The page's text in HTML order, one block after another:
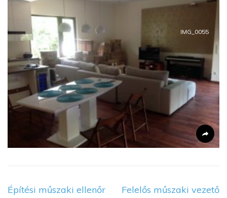
IMG_0055
Bejegyzés
Építési műszaki ellenőr
Felelős műszaki vezető